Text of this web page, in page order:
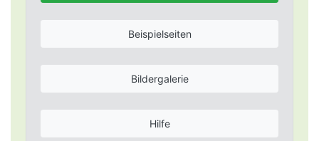
Beispielseiten
Bildergalerie
Hilfe